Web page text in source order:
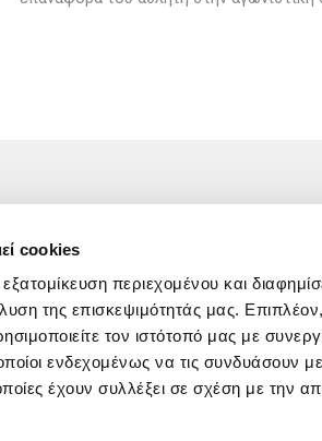
cookies
περιεχομένου και
της επισκεψιμότητάς μας.
τον ιστότοπό μας με
ενδεχομένως να τις συνδυάσουν
έχουν συλλέξει σε σχέση με την